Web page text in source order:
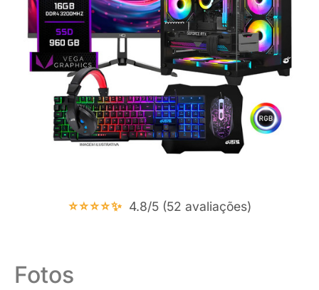
⭐⭐⭐⭐✨ 4.8/5 (52 avaliações)
Fotos